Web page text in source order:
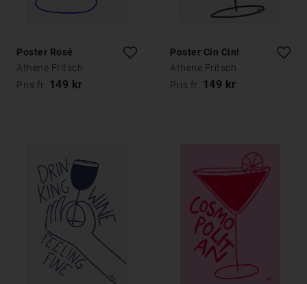
Poster Rosé
Athene Fritsch
Pris fr. 149 kr
Poster Cin Cin!
Athene Fritsch
Pris fr. 149 kr